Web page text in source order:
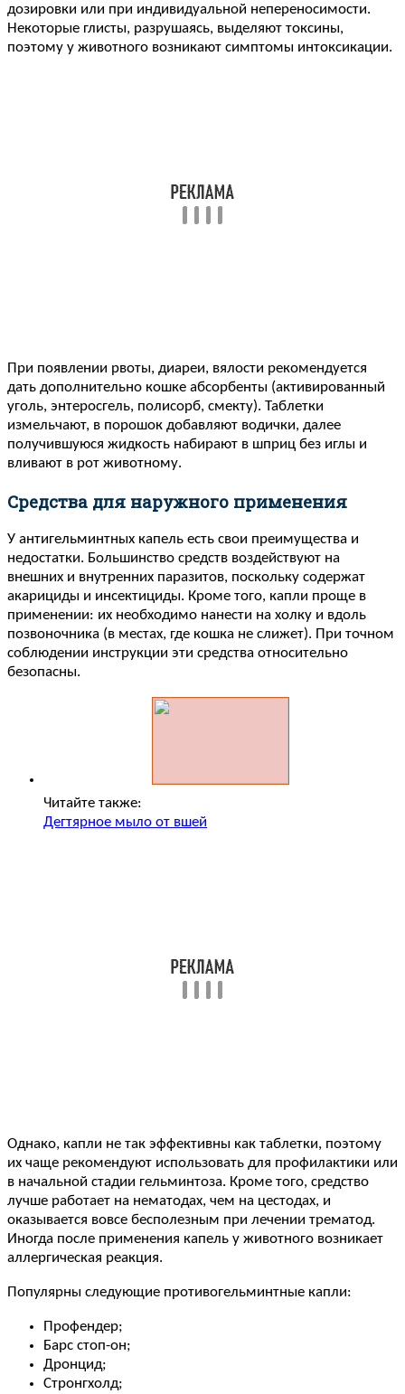
дозировки или при индивидуальной непереносимости.
Некоторые глисты, разрушаясь, выделяют токсины,
поэтому у животного возникают симптомы интоксикации.
При появлении рвоты, диареи, вялости рекомендуется
дать дополнительно кошке абсорбенты (активированный
уголь, энтеросгель, полисорб, смекту). Таблетки
измельчают, в порошок добавляют водички, далее
получившуюся жидкость набирают в шприц без иглы и
вливают в рот животному.
Средства для наружного применения
У антигельминтных капель есть свои преимущества и
недостатки. Большинство средств воздействуют на
внешних и внутренних паразитов, поскольку содержат
акарициды и инсектициды. Кроме того, капли проще в
применении: их необходимо нанести на холку и вдоль
позвоночника (в местах, где кошка не слижет). При точном
соблюдении инструкции эти средства относительно
безопасны.
Читайте также:
Дегтярное мыло от вшей
Однако, капли не так эффективны как таблетки, поэтому
их чаще рекомендуют использовать для профилактики или
в начальной стадии гельминтоза. Кроме того, средство
лучше работает на нематодах, чем на цестодах, и
оказывается вовсе бесполезным при лечении трематод.
Иногда после применения капель у животного возникает
аллергическая реакция.
Популярны следующие противогельминтные капли:
Профендер;
Барс стоп-он;
Дронцид;
Стронгхолд;